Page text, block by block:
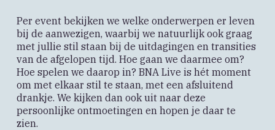
Per event bekijken we welke onderwerpen er leven
bij de aanwezigen, waarbij we natuurlijk ook graag
met jullie stil staan bij de uitdagingen en transities
van de afgelopen tijd. Hoe gaan we daarmee om?
Hoe spelen we daarop in? BNA Live is hét moment
om met elkaar stil te staan, met een afsluitend
drankje. We kijken dan ook uit naar deze
persoonlijke ontmoetingen en hopen je daar te
zien.